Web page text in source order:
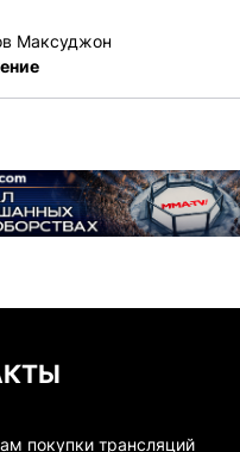
Максуджон
покупки трансляций